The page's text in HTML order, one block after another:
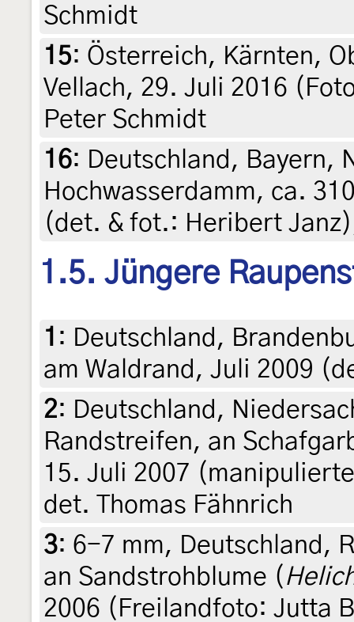
Schmidt
15: Österreich, Kärnten,
Vellach, 29. Juli 2016
Peter Schmidt
16: Deutschland, Bayern,
Hochwasserdamm, ca.
(det. & fot.: Heribert
1.5. Jüngere
1 : Deutschland,
am Waldrand, Juli 2009
2: Deutschland,
Randstreifen, an
15. Juli 2007
det. Thomas Fähnrich
3: 6-7 mm, Deutschland,
an Sandstrohblume (
2006 (Freilandfoto: Jutta